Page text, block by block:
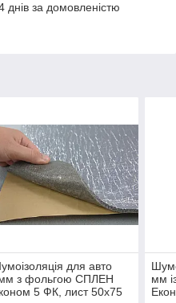
за домовленістю
для авто
з фольгою СПЛЕН
5 ФК, лист 50х75
мм